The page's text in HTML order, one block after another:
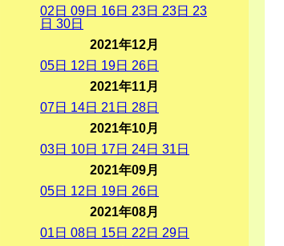
02 日 09日 16日 23日 23日 23
日 30日
2021年12月
05日 12 日 19日 26日
2021年11月
07日 14日 21 日 28日
2021年10月
03日 10日 17日 24日 31 日
2021年09月
05日 12 日 19日 26日
2021年08月
01 日 08日 15日 22 日 29日